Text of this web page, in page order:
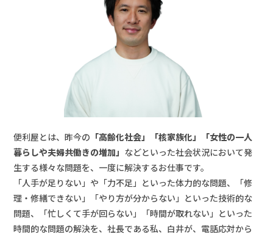
便利屋とは、昨今の 「高齢化社会」「核家族化」「女性の一人
暮らしや夫婦共働きの増加」 などといった社会状況において発
生する様々な問題を、一度に解決するお仕事です。
「人手が足りない」や「力不足」といった体力的な問題、「修
理・修繕できない」「やり方が分からない」といった技術的な
問題、「忙しくて手が回らない」「時間が取れない」といった
時間的な問題の解決を、社長である私、白井が、電話応対から